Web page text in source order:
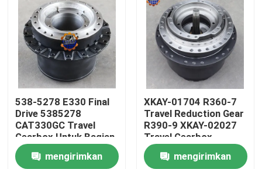
Rumah
538-5278 E330 Final
Drive 5385278
CAT330GC Travel
Gearbox Untuk Bagian
Excavator
mengirimkan
XKAY-01704 R360-7
Travel Reduction Gear
R390-9 XKAY-02027
Travel Gearbox
mengirimkan